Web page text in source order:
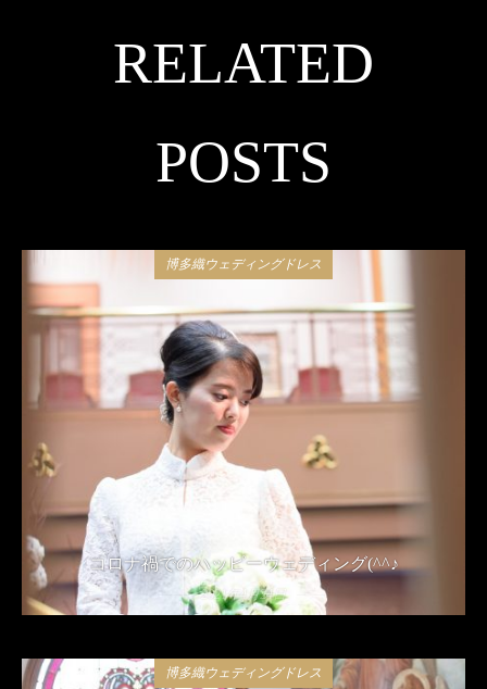
RELATED
POSTS
博多織ウェディングドレス
コロナ禍でのハッピーウェディング(^^♪
2021年4月24日
博多織ウェディングドレス